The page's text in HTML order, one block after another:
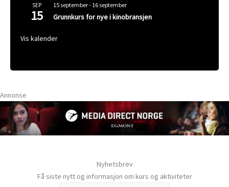
SEP
15
15 september- 16 september
Grunnkurs for nye i kinobransjen
Vis kalender
Annonse
Nyhetsbrev
Få siste nytt og informasjon om kurs og aktiviteter